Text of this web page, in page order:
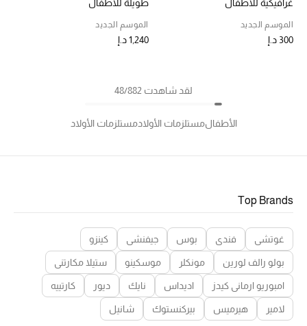
غرافيكية للأطفال
الموسم الجديد
300 د.إ
طويلة للأطفال
الموسم الجديد
1,240 د.إ
لقد شاهدت 48/882
الأطفالمستلزمات الأولادمستلزمات الأولاد
Top Brands
غوتشي فندي بوس جيفنشي كينزو
بولو رالف لورين مونكلر موسكينو ستيلا مكارتني
امبوريو ارماني كيدز اديداس نايك ديور كارتييه
لامير هيرميس بيركنستوك شانيل